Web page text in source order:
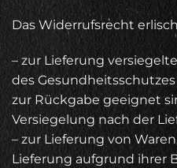
Das Widerrufsrecht
– zur Lieferung
des
zur Rückgabe geeignet
Versiegelung nach der
– zur Lieferung von
Lieferung aufgrund ihrer